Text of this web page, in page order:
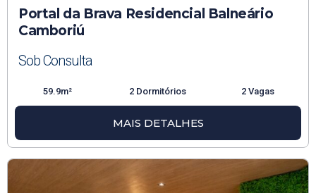
Portal da Brava Residencial Balneário
Camboriú
Sob Consulta
59.9m² 2 Dormitórios 2 Vagas
MAIS DETALHES